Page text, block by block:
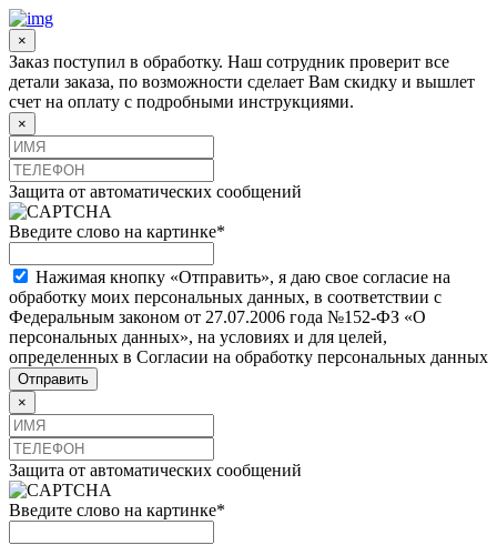
×
Заказ поступил в обработку. Наш сотрудник проверит все
детали заказа, по возможности сделает Вам скидку и вышлет
счет на оплату с подробными инструкциями.
×
Защита от автоматических сообщений
Введите слово на картинке*
Нажимая кнопку «Отправить», я даю свое согласие на
обработку моих персональных данных, в соответствии с
Федеральным законом от 27.07.2006 года №152-ФЗ «О
персональных данных», на условиях и для целей,
определенных в Согласии на обработку персональных данных
×
Защита от автоматических сообщений
Введите слово на картинке*